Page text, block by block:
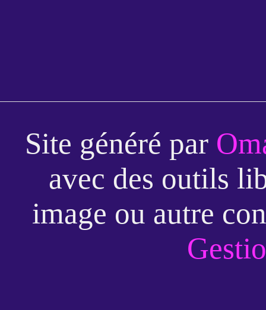
Site généré par
avec des outils
image ou autre